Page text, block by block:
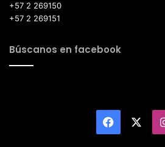
+57 2 269150
+57 2 269151
Búscanos en facebook
Facebook